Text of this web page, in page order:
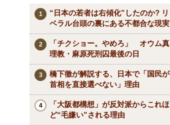
“日本の若者は右傾化”したのか? リ
ベラル台頭の裏にある不都合な現実
「チクショー。やめろ」 オウム真
理教・麻原死刑囚最後の日
橋下徹が解説する、日本で「国民が
首相を直接選べない」理由
「大阪都構想」が反対派からこれほ
ど“毛嫌い”される理由